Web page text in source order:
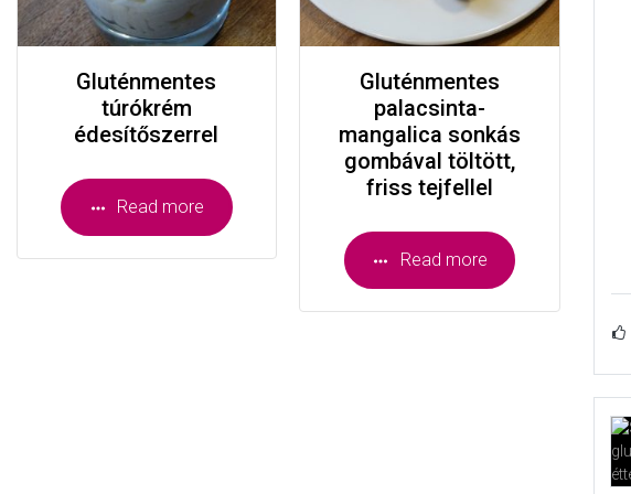
Gluténmentes
túrókrém
édesítőszerrel
Read more
Gluténmentes
palacsinta-
mangalica sonkás
gombával töltött,
friss tejfellel
Read more